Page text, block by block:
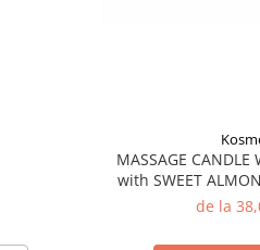
MASSAGE CANDLE
with SWEET
de la